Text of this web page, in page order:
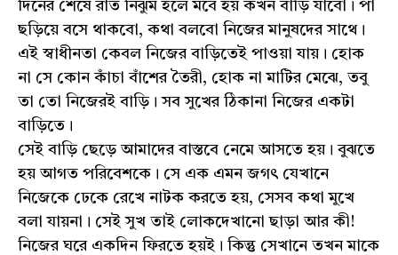
দিনের শেষে রাত নিঝুম হলে মবে হয় কখন বাড়ি যাবো। পা
ছড়িয়ে বসে থাকবো, কথা বলবো নিজের মানুষদের সাথে।
এই স্বাধীনতা কেবল নিজের বাড়িতেই পাওয়া যায়। হোক
না সে কোন কাঁচা বাঁশের তৈরী, হোক না মাটির মেঝে, তবু
তা তো নিজেরই বাড়ি। সব সুখের ঠিকানা নিজের একটা
বাড়িতে।
সেই বাড়ি ছেড়ে আমাদের বাস্তবে নেমে আসতে হয়। বুঝতে
হয় আগত পরিবেশকে। সে এক এমন জগৎ যেখানে
নিজেকে ঢেকে রেখে নাটক করতে হয়, সেসব কথা মুখে
বলা যায়না। সেই সুখ তাই লোকদেখানো ছাড়া আর কী!
নিজের ঘরে একদিন ফিরতে হয়ই। কিন্তু সেখানে তখন মাকে